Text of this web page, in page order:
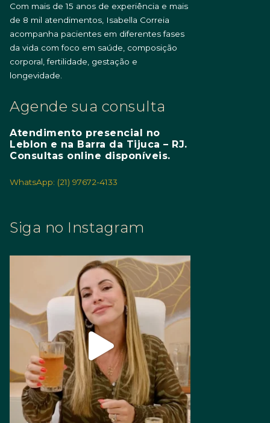
Com mais de 15 anos de experiência e mais
de 8 mil atendimentos, Isabella Correia
acompanha pacientes em diferentes fases
da vida com foco em saúde, composição
corporal, fertilidade, gestação e
longevidade.
Agende sua consulta
Atendimento presencial no
Leblon e na Barra da Tijuca – RJ.
Consultas online disponíveis.
WhatsApp: (21) 97672-4133
Siga no Instagram